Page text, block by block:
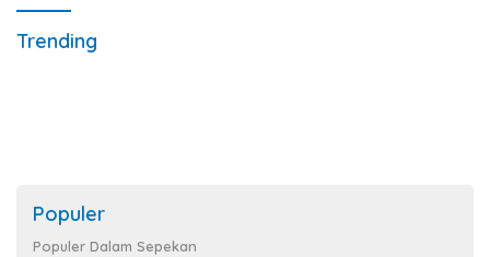
Trending
Populer
Populer Dalam Sepekan